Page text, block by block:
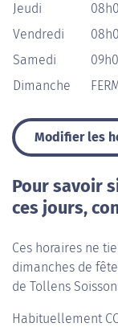
Jeudi
Vendredi
Samedi
Dimanche
Modifier les
Pour savoir
ces jours,
Ces horaires ne
dimanches de
de Tollens
Habituellement